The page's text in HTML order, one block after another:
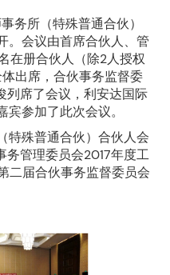
务所（特殊普通合伙）
。会议由首席合伙人、管
在册合伙人（除2人授权
出席，合伙事务监督委
列席了会议，利安达国际
参加了此次会议。
特殊普通合伙）合伙人会
务管理委员会2017年度工
二届合伙事务监督委员会